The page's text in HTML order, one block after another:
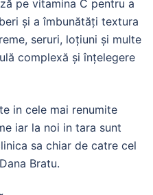
pe vitamina C pentru a
și a îmbunătăți textura
seruri, loțiuni și multe
complexă și înțelegere
in cele mai renumite
iar la noi in tara sunt
sa chiar de catre cel
Bratu.